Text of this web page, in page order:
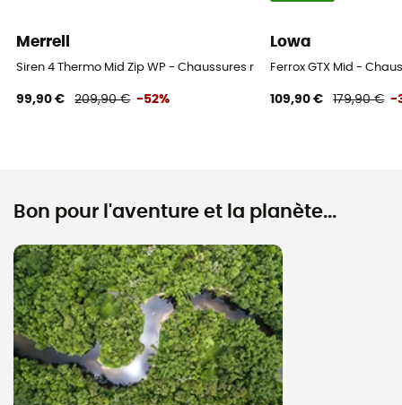
Merrell
Siren 4 Thermo Mid Zip WP - Chaussures randonnée femme
99,90 € 209,90 € -52%
Lowa
Ferrox GTX Mid -
109,90 € 179,90 € -
Bon pour l'aventure et la planète...